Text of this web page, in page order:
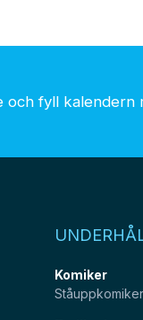
fyll kalendern
Komiker
Ståuppkomiker